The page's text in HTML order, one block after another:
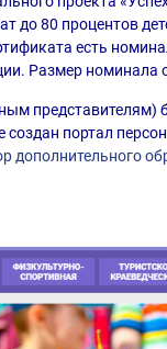
до 80 процентов
есть
Размер
портал
дополнительного